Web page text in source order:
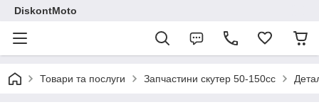
DiskontMoto
Товари та послуги Запчастини скутер 50-150cc